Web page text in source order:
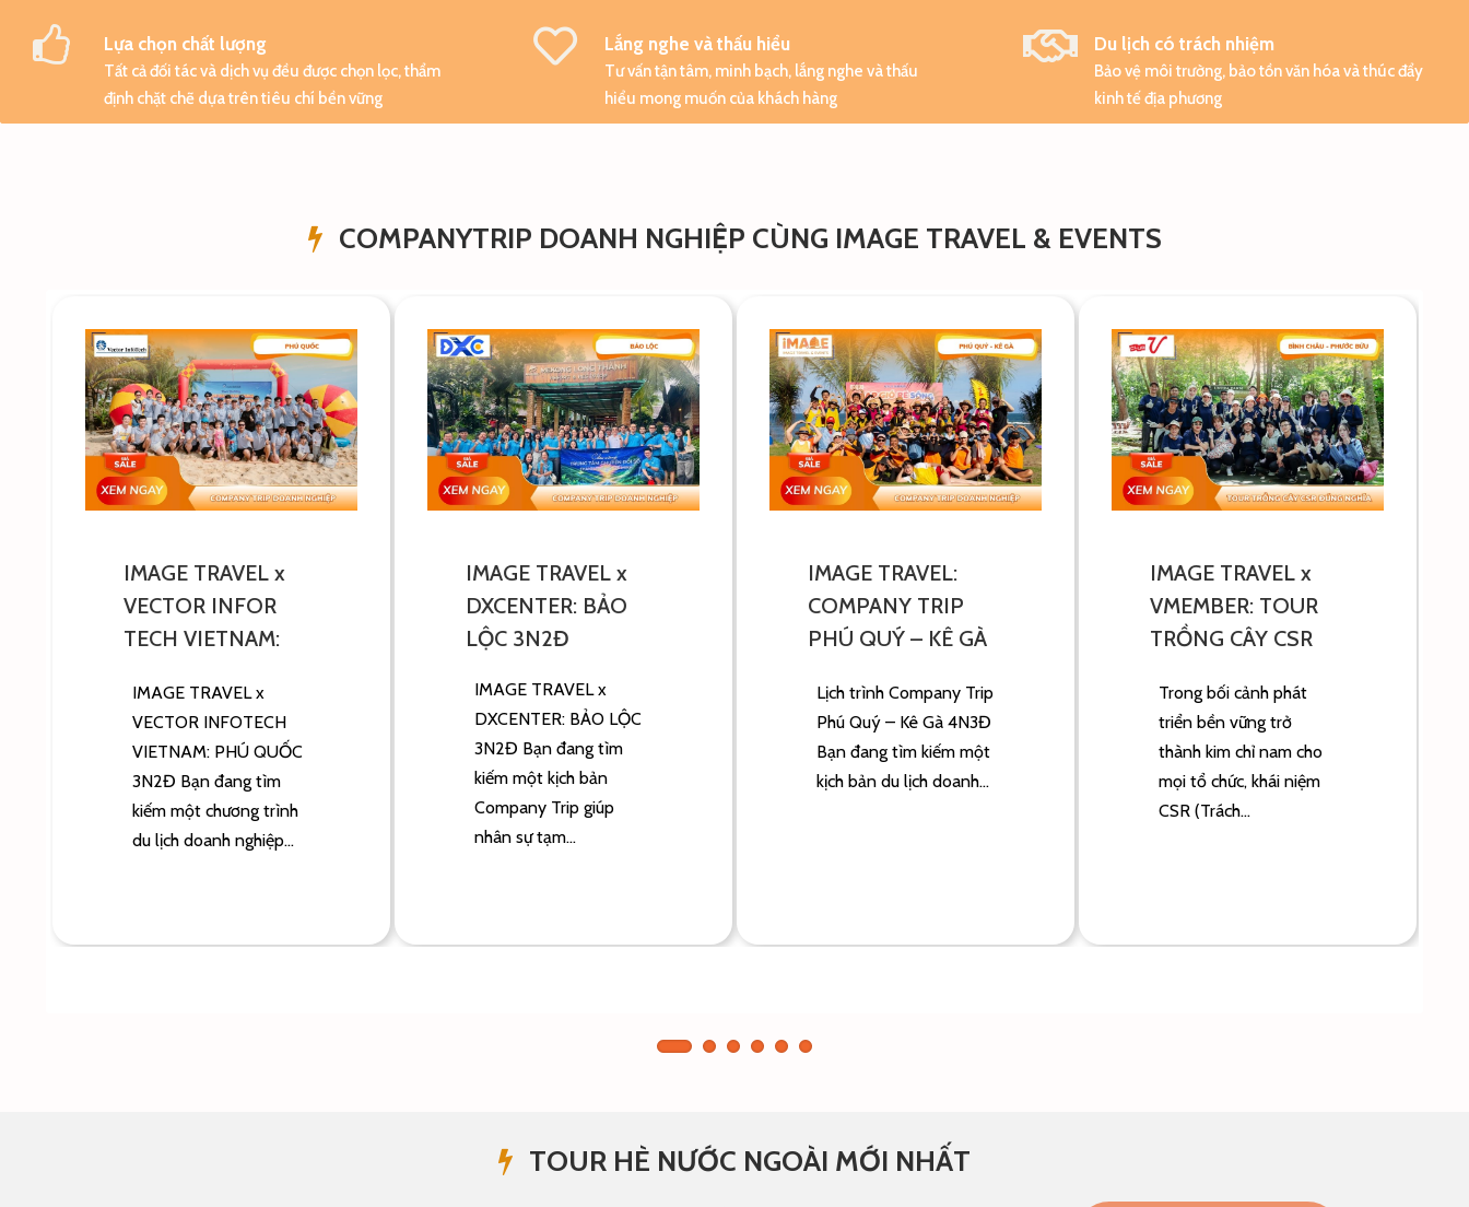
Lựa chọn chất lượng
Tất cả đối tác và dịch vụ đều được chọn lọc, thẩm
định chặt chẽ dựa trên tiêu chí bền vững
Lắng nghe và thấu hiểu
Tư vấn tận tâm, minh bạch, lắng nghe và thấu
hiểu mong muốn của khách hàng
Du lịch có trách nhiệm
Bảo vệ môi trường, bảo tồn văn hóa và thúc đẩy
kinh tế địa phương
COMPANYTRIP DOANH NGHIỆP CÙNG IMAGE TRAVEL & EVENTS
IMAGE TRAVEL x
VECTOR INFOR
TECH VIETNAM:
IMAGE TRAVEL x
VECTOR INFOTECH
VIETNAM: PHÚ QUỐC
3N2Đ Bạn đang tìm
kiếm một chương trình
du lịch doanh nghiệp...
IMAGE TRAVEL x
DXCENTER: BẢO
LỘC 3N2Đ
IMAGE TRAVEL x
DXCENTER: BẢO LỘC
3N2Đ Bạn đang tìm
kiếm một kịch bản
Company Trip giúp
nhân sự tạm...
IMAGE TRAVEL:
COMPANY TRIP
PHÚ QUÝ – KÊ GÀ
SÓNG”
Lịch trình Company Trip
Phú Quý – Kê Gà 4N3Đ
Bạn đang tìm kiếm một
kịch bản du lịch doanh...
IMAGE TRAVEL x
VMEMBER: TOUR
TRỒNG CÂY CSR
Trong bối cảnh phát
triển bền vững trở
thành kim chỉ nam cho
mọi tổ chức, khái niệm
CSR (Trách...
TOUR HÈ NƯỚC NGOÀI MỚI NHẤT